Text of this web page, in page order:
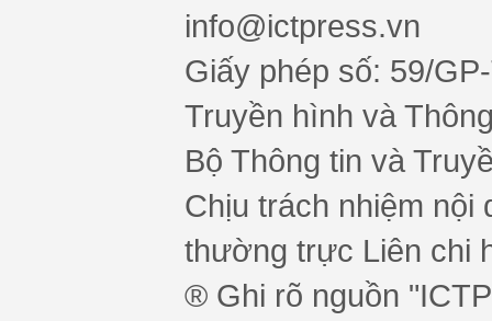
info@ictpress.vn
Giấy phép số: 59/
Truyền hình và
Bộ Thông tin và
Chịu trách nhiệm nội
thường trực Liên chi
® Ghi rõ nguồn